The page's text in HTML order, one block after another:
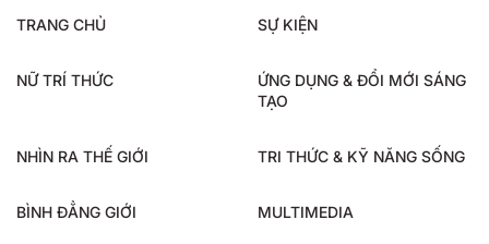
TRANG CHỦ SỰ KIỆN
NỮ TRÍ THỨC
ỨNG DỤNG & ĐỔI MỚI SÁNG
TẠO
NHÌN RA THẾ GIỚI TRI THỨC & KỸ NĂNG SỐNG
BÌNH ĐẲNG GIỚI MULTIMEDIA